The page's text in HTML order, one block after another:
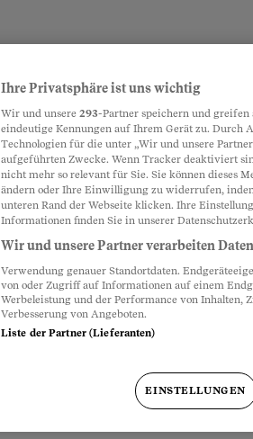
Ihre Privatsphäre ist uns wichtig
Wir und unsere 293-Partner speichern und greifen
eindeutige Kennungen auf Ihrem Gerät zu.
Technologien für die unter „Wir und unsere
aufgeführten Zwecke. Wenn Tracker deaktiviert
nicht mehr so relevant für Sie. Sie können dieses
ändern oder Ihre Einwilligung zu widerrufen,
unteren Rand der Webseite klicken. Ihre
Informationen finden Sie in unserer
Wir und unsere Partner verarbeiten
Verwendung genauer Standortdaten.
von oder Zugriff auf Informationen auf einem
Werbeleistung und der Performance von
Verbesserung von Angeboten.
Liste der Partner (Lieferanten)
EINSTELLUNGEN